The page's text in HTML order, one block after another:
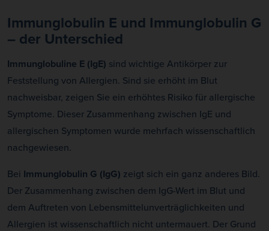
Immunglobulin E und Immunglobulin G
– der Unterschied
Immunglobuline E (IgE) sind wichtige Antikörper zur
Feststellung von Allergien. Sind sie erhöht im Blut
nachweisbar, zeigen Sie ein erhöhtes Risiko für allergische
Symptome. Dieser Zusammenhang zwischen IgE und
allergischen Symptomen wurde mehrfach wissenschaftlich
nachgewiesen.
Bei Immunglobulin G (IgG) zeigt sich ein ganz anderes Bild.
Der Zusammenhang zwischen dem IgG-Wert im Blut und
dem Auftreten von Lebensmittelunverträglichkeiten und
Allergien ist wissenschaftlich nicht untermauert. Der Grund